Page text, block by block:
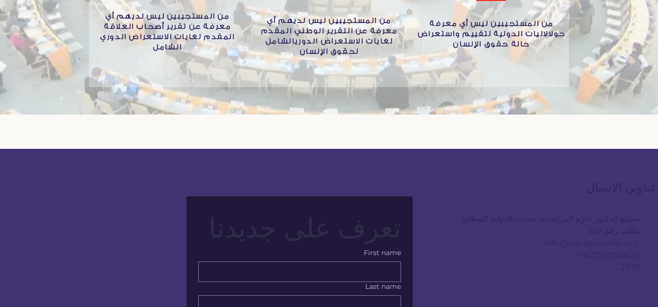
من المستجيبين ليس لديهم أي
معرفة عن تقرير أصحاب العلاقة
المقدم لغايات الاستعراض الدوري
الشامل
من المستجيبين ليس لديهم أي
معرفة عن التقرير الوطني المقدم
لغايات الاستعراض الدوريالشامل
لحقوق الإنسان
من المستجيبين ليس أي معرفة
حولالاليات الدولية لتقييم واستعراض
حالة حقوق الإنسان
First name
Last name
عناوين الاتصال
مجمع الدكتور حازم المراشدة- بجانب الدولية للمطابخ -
مكتب رقم 202
info@werisecenter.org
962791050822+
21110